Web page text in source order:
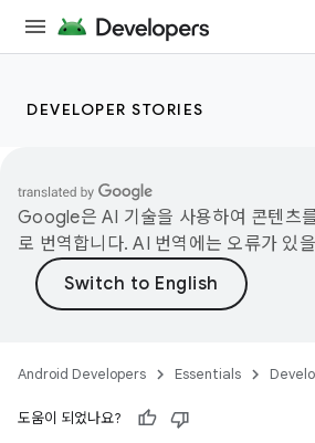
DEVELOPER STORIES
Google은 AI 기술을 사용하여 콘텐츠
로 번역합니다. AI 번역에는 오류가 있
Android Developers Essentials
도움이 되었나요?